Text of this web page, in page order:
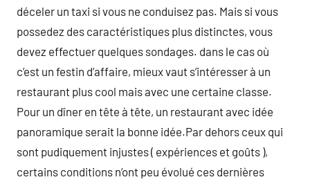
déceler un taxi si vous ne conduisez pas. Mais si vous
possedez des caractéristiques plus distinctes, vous
devez effectuer quelques sondages. dans le cas où
c’est un festin d’affaire, mieux vaut s’intéresser à un
restaurant plus cool mais avec une certaine classe.
Pour un dîner en tête à tête, un restaurant avec idée
panoramique serait la bonne idée.Par dehors ceux qui
sont pudiquement injustes ( expériences et goûts ),
certains conditions n’ont peu évolué ces dernières